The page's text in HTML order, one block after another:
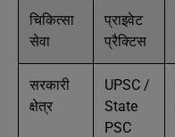
चिकित्सा
सेवा
प्राइवेट
प्रैक्टिस
सरकारी
क्षेत्र
UPSC /
State
PSC